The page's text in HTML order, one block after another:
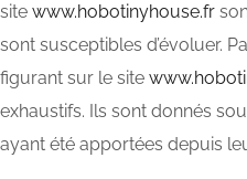
site www.hobotinyhouse.fr
sont susceptibles d’évoluer.
figurant sur le site
exhaustifs. Ils sont donnés
ayant été apportées depuis